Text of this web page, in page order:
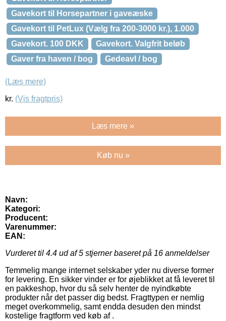
Gavekort til Horsepartner i gaveæske
Gavekort til PetLux (Vælg fra 200-3000 kr.), 1.000
Gavekort. 100 DKK
Gavekort. Valgfrit beløb
Gaver fra haven / bog
Gedeavl / bog
(Læs mere)
kr. (Vis fragtpris)
Læs mere »
Køb nu »
Navn:
Kategori:
Producent:
Varenummer:
EAN:
Vurderet til 4.4 ud af 5 stjerner baseret på 16 anmeldelser
Temmelig mange internet selskaber yder nu diverse former
for levering. En sikker vinder er for øjeblikket at få leveret til
en pakkeshop, hvor du så selv henter de nyindkøbte
produkter når det passer dig bedst. Fragttypen er nemlig
meget overkommelig, samt endda desuden den mindst
kostelige fragtform ved køb af .